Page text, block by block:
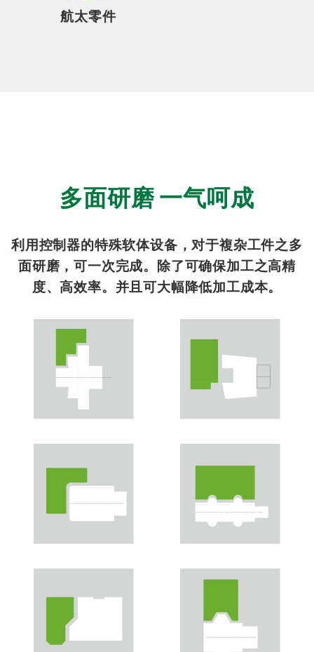
航太零件
多面研磨 一气呵成
利用控制器的特殊软体设备，对于複杂工件之多
面研磨，可一次完成。除了可确保加工之高精
度、高效率。并且可大幅降低加工成本。